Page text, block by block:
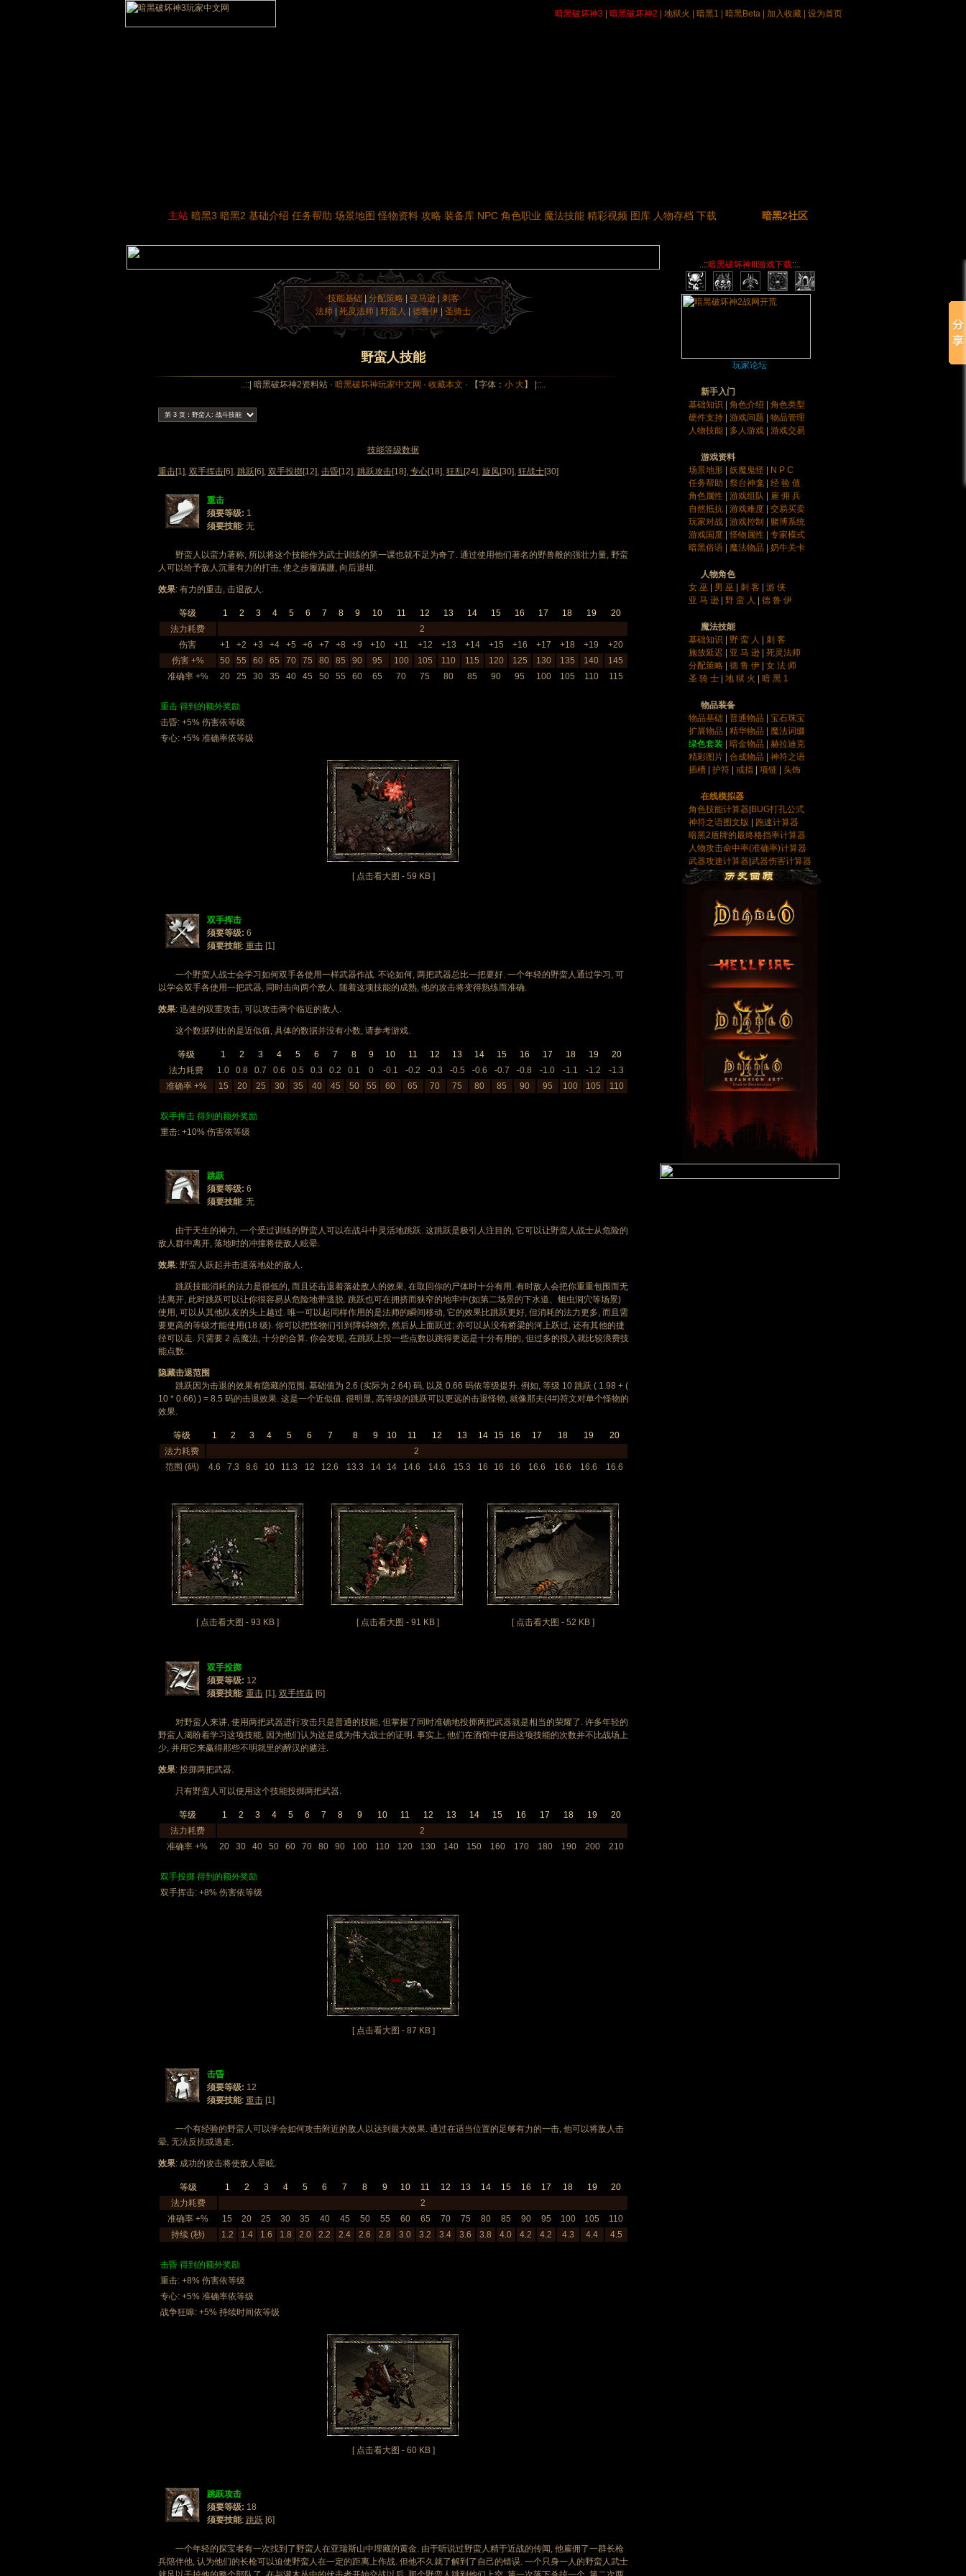
暗黑破坏神3 暗黑破坏神2 地狱火 暗黑1 暗黑Beta 加入收藏 设为首页
主站 暗黑3 暗黑2 基础介绍 任务帮助 场景地图 怪物资料 攻略 装备库 NPC 角色职业 魔法技能 精彩视频 图库 人物存档 下载 暗黑2社区
技能基础 |分配策略| 亚马逊|
刺客
法师
死灵法师 野蛮人| 德鲁伊 |圣骑士
野蛮人技能
..::| 暗黑破坏神2资料站 · 暗黑破坏神玩家中文网 · 收藏本文 · 【字体： 小 大】 |::..
技能等级数据
重击[1], 双手挥击[6], 跳跃[6], 双手投掷[12], 击昏[12], 跳跃攻击[18], 专心[18], 狂乱[24], 旋风[30], 狂战士[30]
重击
须要等级: 1
须要技能: 无
野蛮人以蛮力著称, 所以将这个技能作为武士训练的第一课也就不足为奇了. 通过使用他们著名的野兽般的强壮力量, 野蛮
人可以给予敌人沉重有力的打击, 使之步履蹒跚, 向后退却.
效果: 有力的重击, 击退敌人.
等级 1 2 3 4 5 6 7 8 9 10 11 12 13 14 15 16 17 18 19
20
法力耗费
2
伤害
+1 +2 +3 +4 +5 +6 +7 +8 +9 +10 +11 +12 +13 +14 +15 +16 +17 +18 +19
+20
伤害 +%
50 55 60 65 70 75 80 85 90 95 100 105 110 115 120 125 130 135 140
145
准确率 +%
20 25 30 35 40 45 50 55 60 65 70 75 80 85 90 95 100 105 110 115
重击 得到的额外奖励
击昏: +5% 伤害依等级
专心: +5% 准确率依等级
[ 点击看大图 - 59 KB ]
双手挥击
须要等级: 6
须要技能: 重击[1]
一个野蛮人战士会学习如何双手各使用一样武器作战. 不论如何, 两把武器总比一把要好. 一个年轻的野蛮人通过学习, 可
以学会双手各使用一把武器, 同时击向两个敌人. 随着这项技能的成熟, 他的攻击将变得熟练而准确.
效果: 迅速的双重攻击, 可以攻击两个临近的敌人.
这个数据列出的是近似值, 具体的数据并没有小数, 请参考游戏.
等级 1 2 3 4 5 6 7 8 9 10 11 12 13 14 15 16 17 18 19
20
法力耗费
1.0 0.8 0.7 0.6 0.5 0.3 0.2 0.1 0 -0.1 -0.2 -0.3 -0.5 -0.6 -0.7 -0.8 -1.0 -1.1 -1.2
-1.3
准确率 +%
15 20 25 30 35 40 45 50 55 60 65 70 75 80 85 90 95 100 105 110
双手挥击 得到的额外奖励
重击: +10% 伤害依等级
跳跃
须要等级: 6
须要技能: 无
由于天生的神力, 一个受过训练的野蛮人可以在战斗中灵活地跳跃. 这跳跃是极引人注目的, 它可以让野蛮人战士从危险的
敌人群中离开, 落地时的冲撞将使敌人眩晕.
效果: 野蛮人跃起并击退落地处的敌人.
跳跃技能消耗的法力是很低的, 而且还击退着落处敌人的效果, 在取回你的尸体时十分有用. 有时敌人会把你重重包围而无
法离开, 此时跳跃可以让你很容易从危险地带逃脱. 跳跃也可在拥挤而狭窄的地牢中(如第二场景的下水道、蛆虫洞穴等场景)
使用, 可以从其他队友的头上越过. 唯一可以起同样作用的是法师的瞬间移动, 它的效果比跳跃更好, 但消耗的法力更多, 而且需
要更高的等级才能使用(18 级). 你可以把怪物们引到障碍物旁, 然后从上面跃过; 亦可以从没有桥梁的河上跃过, 还有其他的捷
径可以走. 只需要 2 点魔法, 十分的合算. 你会发现, 在跳跃上投一些点数以跳得更远是十分有用的, 但过多的投入就比较浪费技
能点数.
隐藏击退范围
跳跃因为击退的效果有隐藏的范围. 基础值为 2.6 (实际为 2.64) 码, 以及 0.66 码依等级提升. 例如, 等级 10 跳跃 ( 1.98 + (
10 * 0.66) ) = 8.5 码的击退效果. 这是一个近似值. 很明显, 高等级的跳跃可以更远的击退怪物, 就像那夫(4#)符文对单个怪物的
效果.
等级 1 2 3 4 5 6 7 8 9 10 11 12 13 14 15 16 17 18 19
20
法力耗费
2
范围 (码)
4.6 7.3 8.6 10 11.3 12 12.6 13.3 14 14 14.6 14.6 15.3 16 16 16 16.6 16.6 16.6 16.6
[ 点击看大图 - 93 KB ] [ 点击看大图 - 91 KB ] [ 点击看大图 - 52 KB ]
双手投掷
须要等级: 12
须要技能: 重击[1], 双手挥击[6]
对野蛮人来讲, 使用两把武器进行攻击只是普通的技能, 但掌握了同时准确地投掷两把武器就是相当的荣耀了. 许多年轻的
野蛮人渴盼着学习这项技能, 因为他们认为这是成为伟大战士的证明. 事实上, 他们在酒馆中使用这项技能的次数并不比战场上
少, 并用它来赢得那些不明就里的醉汉的赌注.
效果: 投掷两把武器.
只有野蛮人可以使用这个技能投掷两把武器.
等级 1 2 3 4 5 6 7 8 9 10 11 12 13 14 15 16 17 18 19
20
法力耗费
2
准确率 +%
20 30 40 50 60 70 80 90 100 110 120 130 140 150 160 170 180 190 200 210
双手投掷 得到的额外奖励
双手挥击: +8% 伤害依等级
[ 点击看大图 - 87 KB ]
击昏
须要等级: 12
须要技能: 重击[1]
一个有经验的野蛮人可以学会如何攻击附近的敌人以达到最大效果. 通过在适当位置的足够有力的一击, 他可以将敌人击
晕, 无法反抗或逃走.
效果: 成功的攻击将使敌人晕眩.
等级 1 2 3 4 5 6 7 8 9 10 11 12 13 14 15 16 17 18 19
20
法力耗费
2
准确率 +%
15 20 25 30 35 40 45 50 55 60 65 70 75 80 85 90 95 100 105
110
持续 (秒)
1.2 1.4 1.6 1.8 2.0 2.2 2.4 2.6 2.8 3.0 3.2 3.4 3.6 3.8 4.0 4.2 4.2 4.3 4.4 4.5
击昏 得到的额外奖励
重击: +8% 伤害依等级
专心: +5% 准确率依等级
战争狂嗥: +5% 持续时间依等级
[ 点击看大图 - 60 KB ]
跳跃攻击
须要等级: 18
须要技能: 跳跃[6]
一个年轻的探宝者有一次找到了野蛮人在亚瑞斯山中埋藏的黄金. 由于听说过野蛮人精于近战的传闻, 他雇佣了一群长枪
兵陪伴他, 认为他们的长枪可以迫使野蛮人在一定的距离上作战. 但他不久就了解到了自己的错误. 一个只身一人的野蛮人武士
..::暗黑破坏神III游戏下载::..
玩家论坛
新手入门
基础知识
角色介绍
角色类型
硬件支持
游戏问题
物品管理
人物技能
多人游戏 游戏交易
游戏资料
场景地形
妖魔鬼怪
N P C
任务帮助
祭台神龛
经 验 值
角色属性
游戏组队
雇 佣 兵
自然抵抗
游戏难度
交易买卖
玩家对战
游戏控制
赌博系统
游戏国度 |怪物属性
专家模式
暗黑俗语
魔法物品 奶牛关卡
人物角色
女 巫
男 巫 刺 客
游 侠
亚 马 逊
野 蛮 人 德 鲁 伊
魔法技能
基础知识
野 蛮 人
刺 客
施放延迟
亚 马 逊
死灵法师
分配策略
德 鲁 伊
女 法 师
圣 骑 士
地 狱 火 暗 黑 1
物品装备
物品基础
普通物品 宝石珠宝
扩展物品
精华物品
魔法词缀
绿色套装
暗金物品
赫拉迪克
精彩图片
合成物品
神符之语
插槽
护符 戒指 项链 头饰
在线模拟器
角色技能计算器 BUG打孔公式
神符之语图文版
跑速计算器
暗黑2盾牌的最终格挡率计算器
人物攻击命中率(准确率)计算器
武器攻速计算器 武器伤害计算器